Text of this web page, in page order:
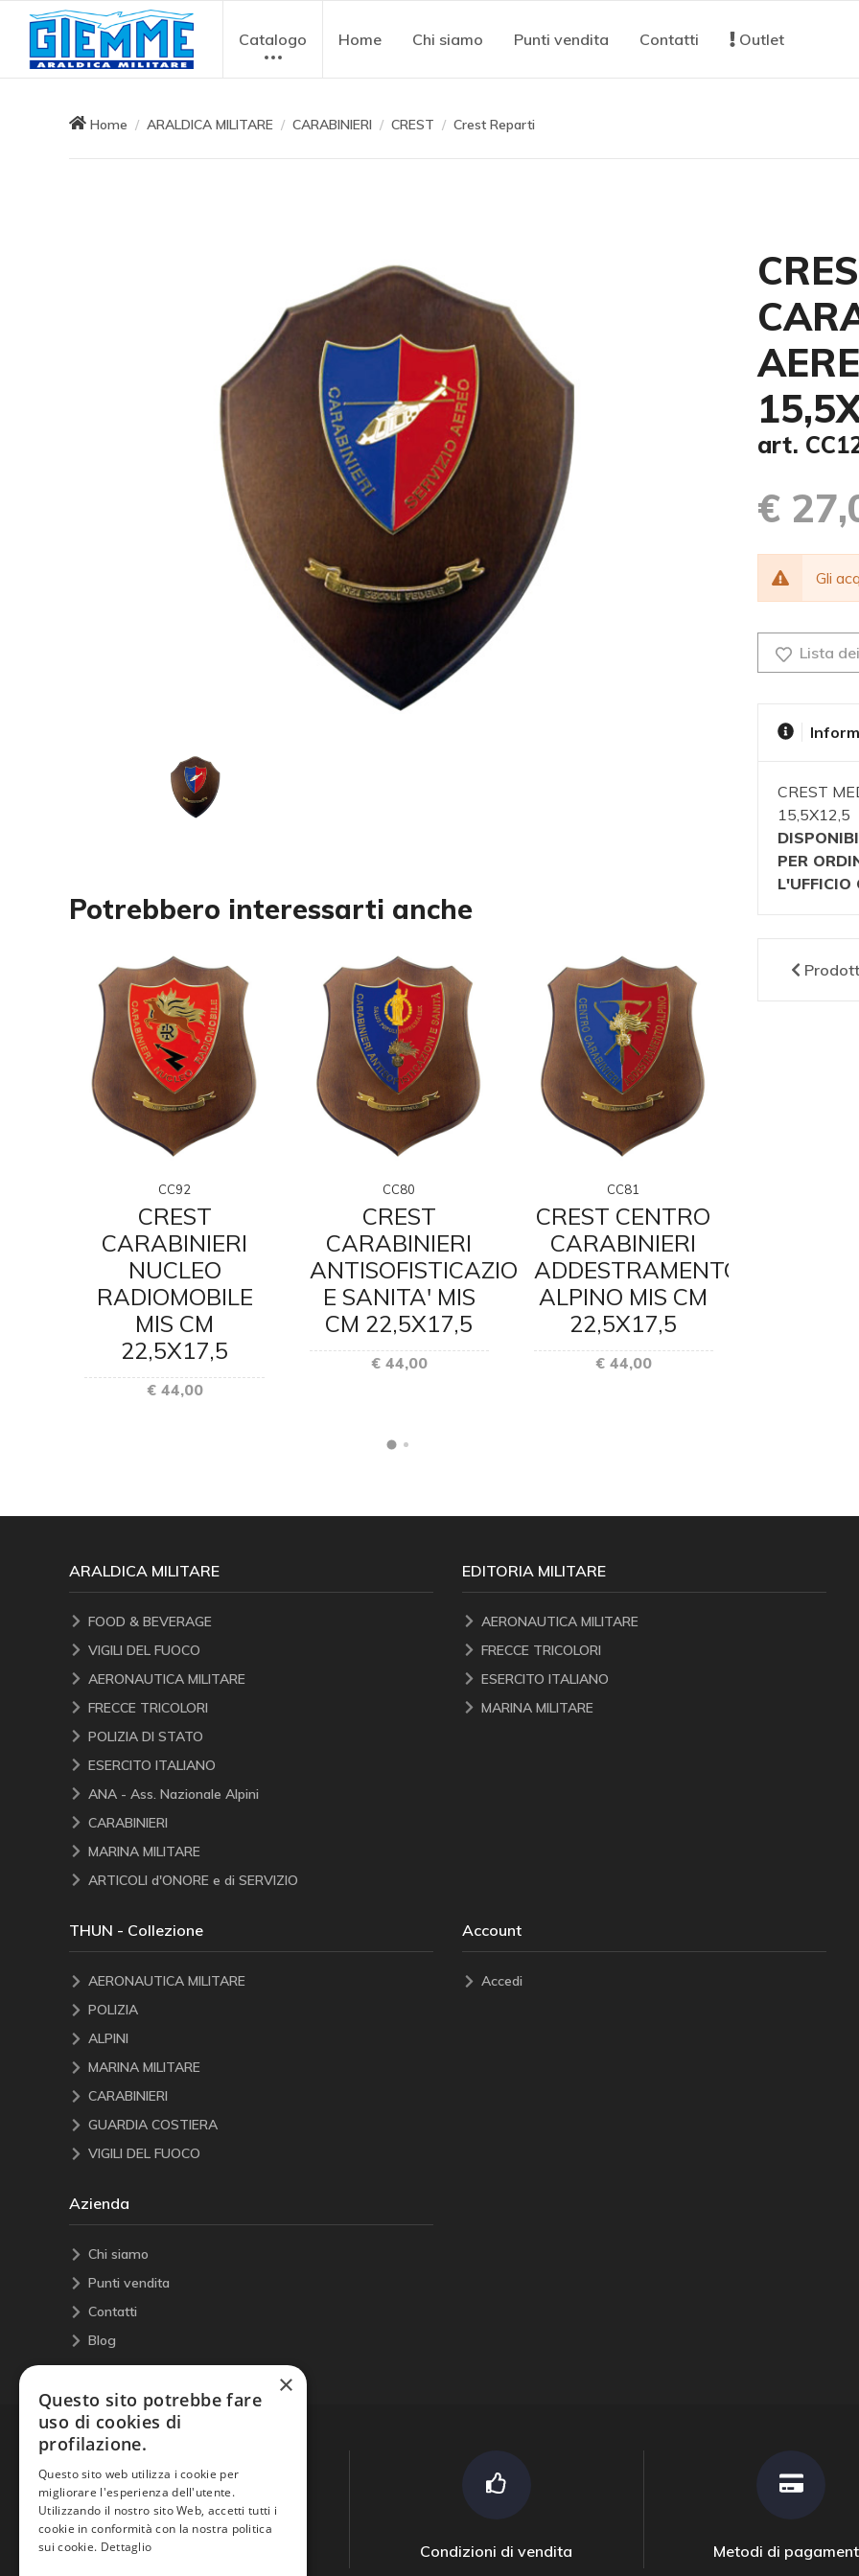
Catalogo Home Chi siamo Punti vendita Contatti Outlet
Home ARALDICA MILITARE CARABINIERI CREST Crest Reparti
Potrebbero interessarti anche
CC92
CREST
CARABINIERI
NUCLEO
RADIOMOBILE
MIS CM
22,5X17,5
€ 44,00
CC80
CREST
CARABINIERI
ANTISOFISTICAZIONE
E SANITA' MIS
CM 22,5X17,5
€ 44,00
CC81
CREST CENTRO
CARABINIERI
ADDESTRAMENTO
ALPINO MIS CM
22,5X17,5
€ 44,00
art.
€
Gli
Lista
CREST
15,5X12,5
PER
L'UFFICIO
ARALDICA MILITARE
FOOD & BEVERAGE
VIGILI DEL FUOCO
AERONAUTICA MILITARE
FRECCE TRICOLORI
POLIZIA DI STATO
ESERCITO ITALIANO
ANA - Ass. Nazionale Alpini
CARABINIERI
MARINA MILITARE
ARTICOLI d'ONORE e di SERVIZIO
EDITORIA MILITARE
AERONAUTICA MILITARE
FRECCE TRICOLORI
ESERCITO ITALIANO
MARINA MILITARE
THUN - Collezione
AERONAUTICA MILITARE
POLIZIA
ALPINI
MARINA MILITARE
CARABINIERI
GUARDIA COSTIERA
VIGILI DEL FUOCO
Account
Accedi
Azienda
Chi siamo
Punti vendita
Contatti
Blog
Guida all'acquisto Condizioni di vendita Metodi di
×
Questo sito potrebbe fare
uso di cookies di
profilazione.
Questo sito web utilizza i cookie per
migliorare l'esperienza dell'utente.
Utilizzando il nostro sito Web, accetti tutti i
cookie in conformità con la nostra politica
sui cookie. Dettaglio